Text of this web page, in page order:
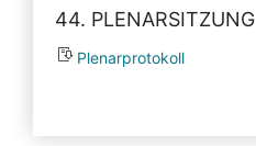
44. PLENARSITZUNG
Plenarprotokoll